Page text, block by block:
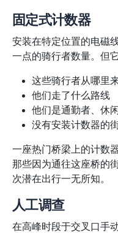
固定式计数器
安装在特定位置的电磁
一点的骑行者数量。但
这些骑行者从哪里
他们走了什么路线
他们是通勤者、休
没有安装计数器的
一座热门桥梁上的计数
那些因为通往这座桥的
次潜在出行一无所知。
人工调查
在高峰时段于交叉口手